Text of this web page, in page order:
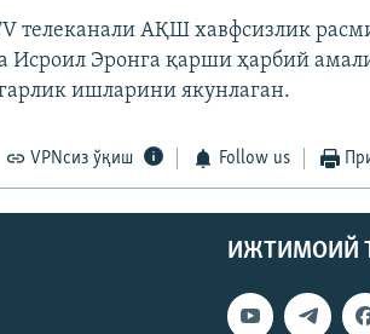
телеканали АҚШ хавфсизлик
Эронга қарши ҳарбий
ишларини якунлаган.
VPNсиз ўқиш Follow us
ИЖТИМОИЙ